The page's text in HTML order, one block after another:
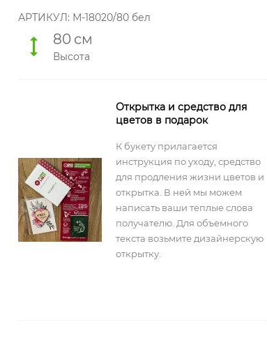
АРТИКУЛ: М-18020/80 бел
80 см
Высота
Открытка и средство для
цветов в подарок
К букету прилагается
инструкция по уходу, средство
для продления жизни цветов и
открытка. В ней мы можем
написать ваши теплые слова
получателю. Для объемного
текста возьмите дизайнерскую
открытку.